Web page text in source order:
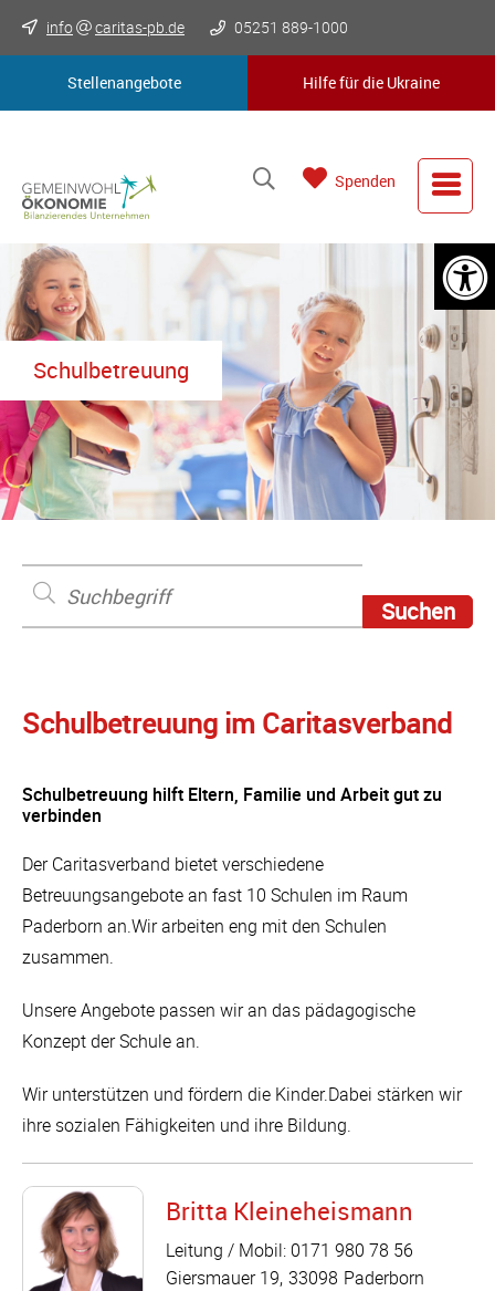
info caritas-pb.de 05251 889-1000
Spenden
Schulbetreuung
Schulbetreuung im Caritasverband
Schulbetreuung hilft Eltern, Familie und Arbeit gut zu
verbinden
Der Caritasverband bietet verschiedene
Betreuungsangebote an fast 10 Schulen im Raum
Paderborn an.Wir arbeiten eng mit den Schulen
zusammen.
Unsere Angebote passen wir an das pädagogische
Konzept der Schule an.
Wir unterstützen und fördern die Kinder.Dabei stärken wir
ihre sozialen Fähigkeiten und ihre Bildung.
Britta Kleineheismann
Leitung / Mobil: 0171 980 78 56
Giersmauer 19 33098 Paderborn
Stellenangebote Hilfe für die Ukraine